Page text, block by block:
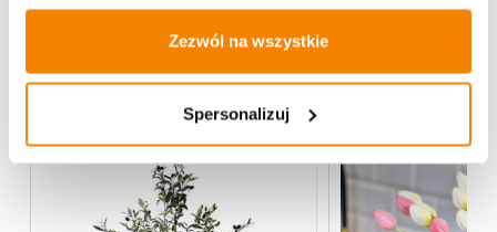
Zezwól na wszystkie
Spersonalizuj
Więcej z kategorii Kwiaty sztuczne